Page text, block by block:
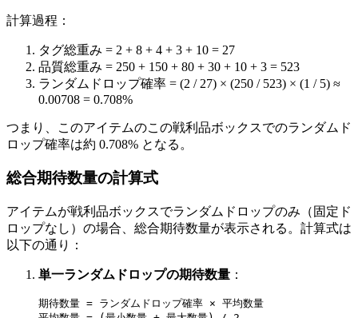
計算過程：
タグ総重み = 2 + 8 + 4 + 3 + 10 = 27
品質総重み = 250 + 150 + 80 + 30 + 10 + 3 = 523
ランダムドロップ確率 = (2 / 27) × (250 / 523) × (1 / 5) ≈
0.00708 = 0.708%
つまり、このアイテムのこの戦利品ボックスでのランダムド
ロップ確率は約 0.708% となる。
総合期待数量の計算式
アイテムが戦利品ボックスでランダムドロップのみ（固定ド
ロップなし）の場合、総合期待数量が表示される。計算式は
以下の通り：
単一ランダムドロップの期待数量 ：
期待数量 = ランダムドロップ確率 × 平均数量